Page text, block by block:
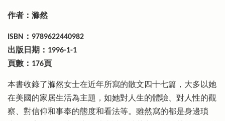
作者：滌然
ISBN：9789622440982
出版日期：1996-1-1
頁數：176頁
本書收錄了滌然女士在近年所寫的散文四十七篇，大多以她
在美國的家居生活為主題，如她對人生的體驗、對人性的觀
察、對信仰和事奉的態度和看法等。雖然寫的都是身邊瑣